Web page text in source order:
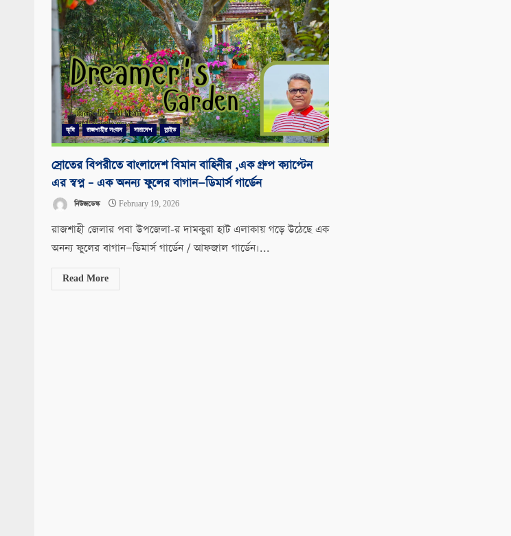
কৃষি রাজশাহীর সংবাদ সারাদেশ স্লাইড
স্রোতের বিপরীতে বাংলাদেশ বিমান বাহিনীর ,এক গ্রুপ ক্যাপ্টেন
এর স্বপ্ন – এক অনন্য ফুলের বাগান—ডিমার্স গার্ডেন
নিউজডেস্ক February 19, 2026
রাজশাহী জেলার পবা উপজেলা-র দামকুরা হাট এলাকায় গড়ে উঠেছে এক
অনন্য ফুলের বাগান—ডিমার্স গার্ডেন / আফজাল গার্ডেন।...
Read More